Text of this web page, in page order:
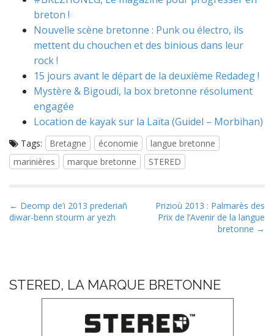
breton !
Nouvelle scène bretonne : Punk ou électro, ils
mettent du chouchen et des binious dans leur
rock !
15 jours avant le départ de la deuxième Redadeg !
Mystère & Bigoudi, la box bretonne résolument
engagée
Location de kayak sur la Laïta (Guidel – Morbihan)
Tags: Bretagne économie
langue bretonne
marinières
marque bretonne STERED
P
o
a
← Deomp de’i 2013 prederiañ
diwar-benn stourm ar yezh
Prizioù 2013 : Palmarès des
Prix de l’Avenir de la langue
bretonne →
STERED, LA MARQUE BRETONNE